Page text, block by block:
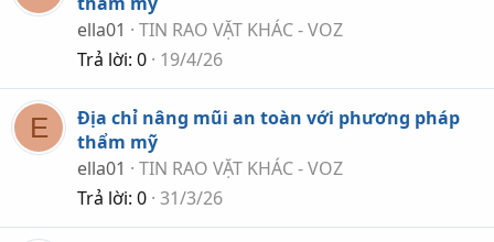
ella01
TIN RAO VẶT KHÁC - VOZ
Trả lời 0 19/4/26
E
Địa chỉ nâng mũi an toàn với phương pháp
thẩm mỹ
ella01
TIN RAO VẶT KHÁC - VOZ
Trả lời 0 31/3/26